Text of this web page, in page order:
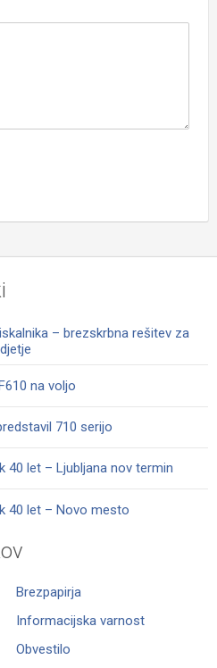
– brezskrbna rešitev za
na voljo
710 serijo
40 let – Ljubljana nov termin
40 let – Novo mesto
Brezpapirja
Informacijska varnost
Obvestilo